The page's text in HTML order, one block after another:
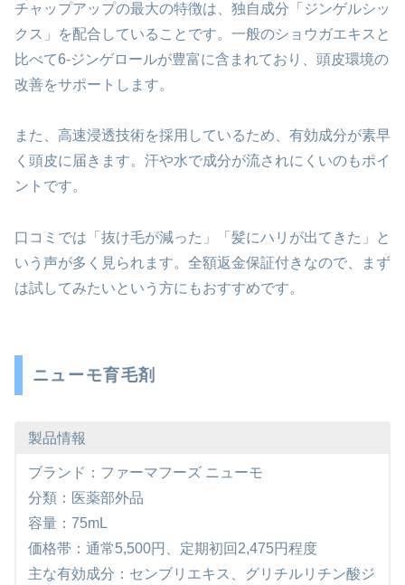
チャップアップの最大の特徴は、独自成分「ジンゲルシッ
クス」を配合していることです。一般のショウガエキスと
比べて6-ジンゲロールが豊富に含まれており、頭皮環境の
改善をサポートします。
また、高速浸透技術を採用しているため、有効成分が素早
く頭皮に届きます。汗や水で成分が流されにくいのもポイ
ントです。
口コミでは「抜け毛が減った」「髪にハリが出てきた」と
いう声が多く見られます。全額返金保証付きなので、まず
は試してみたいという方にもおすすめです。
ニューモ育毛剤
製品情報
ブランド：ファーマフーズ ニューモ
分類：医薬部外品
容量：75mL
価格帯：通常5,500円、定期初回2,475円程度
主な有効成分：センブリエキス、グリチルリチン酸ジ